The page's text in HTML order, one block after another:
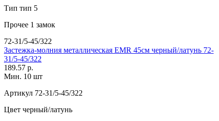
Тип тип 5
Прочее 1 замок
72-31/5-45/322
Застежка-молния металлическая EMR 45см черный/латунь 72-
31/5-45/322
189.57 р.
Мин. 10 шт
Артикул 72-31/5-45/322
Цвет черный/латунь